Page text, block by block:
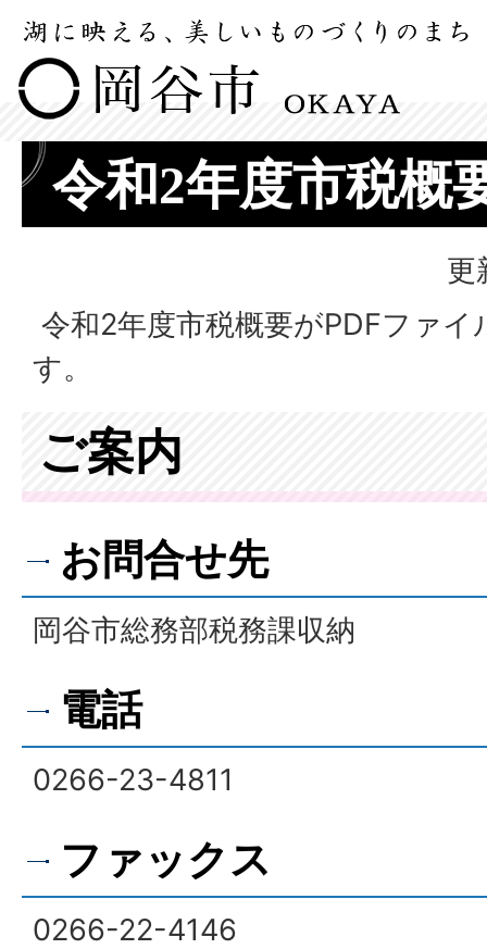
令和2年度市税概
更
令和2年度市税概要がPDFファ
す。
ご案内
お問合せ先
岡谷市総務部税務課収納
電話
0266-23-4811
ファックス
0266-22-4146